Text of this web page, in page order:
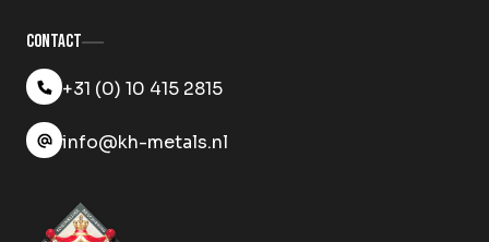
Contact
+31 (0) 10 415 2815
info@kh-metals.nl